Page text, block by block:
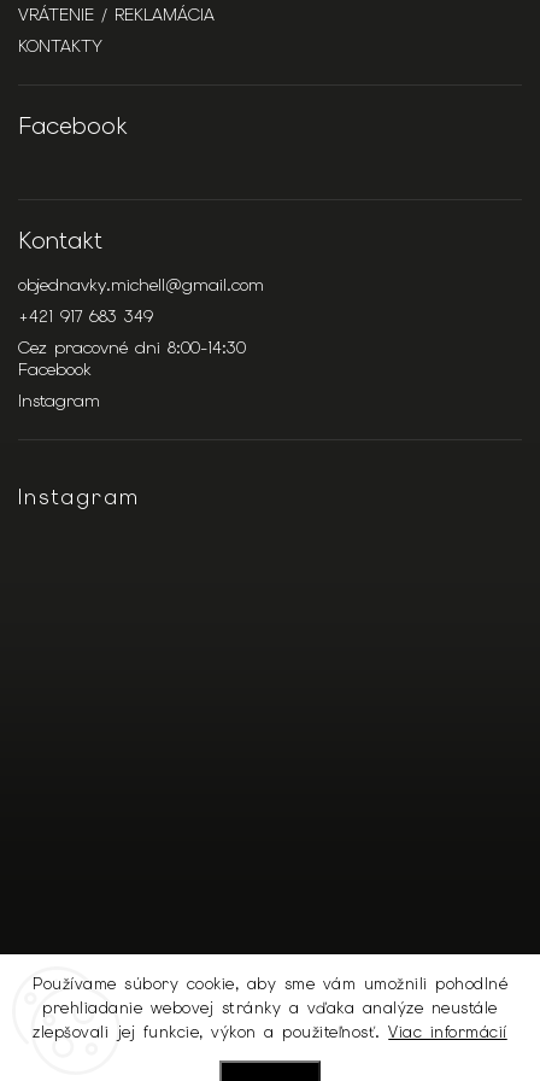
Používame súbory cookie, aby sme vám umožnili pohodlné
prehliadanie webovej stránky a vďaka analýze neustále
zlepšovali jej funkcie, výkon a použiteľnosť.Viac informácií
VRÁTENIE / REKLAMÁCIA
KONTAKTY
Facebook
Kontakt
objednavky.michell@gmail.com
+421 917 683 349
Cez pracovné dni 8:00-14:30
Facebook
Instagram
Instagram
Sledovať na Instagrame